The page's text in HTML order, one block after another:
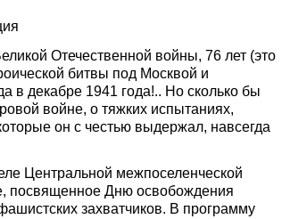
Отечественной войны, 76 лет (это
битвы под Москвой и
в декабре 1941 года!.. Но сколько бы
войне, о тяжких испытаниях,
он с честью выдержал, навсегда
Центральной межпоселенческой
посвященное Дню освобождения
захватчиков. В программу